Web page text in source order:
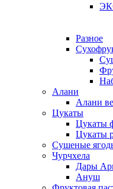
Разное
Алани
Алани
Цукаты
Цукаты
Цукаты
Сушеные
Чурчхела
Дары
Ануш